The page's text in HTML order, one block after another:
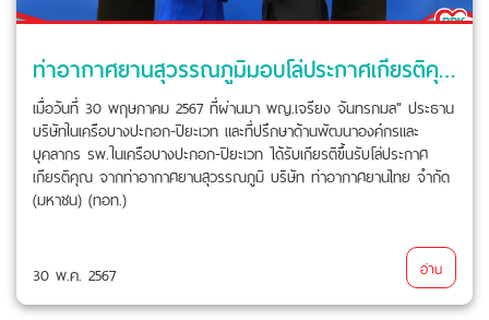
ท่าอากาศยานสุวรรณภูมิมอบโล่ประกาศเกียรติคุณให้กับโรงพยาบาลปิยะเวท
เมื่อวันที่ 30 พฤษภาคม 2567 ที่ผ่านมา พญ.เจรียง จันทรกมล" ประธาน
บริษัทในเครือบางปะกอก-ปิยะเวท และที่ปรึกษาด้านพัฒนาองค์กรและ
บุคลากร รพ.ในเครือบางปะกอก-ปิยะเวท ได้รับเกียรติขึ้นรับโล่ประกาศ
เกียรติคุณ จากท่าอากาศยานสุวรรณภูมิ บริษัท ท่าอากาศยานไทย จำกัด
(มหาชน) (ทอท.)
30 พ.ค. 2567 อ่าน